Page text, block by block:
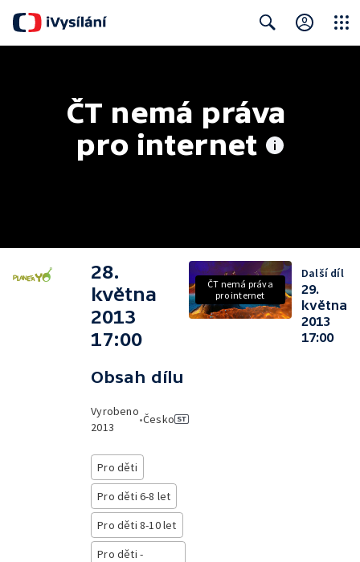
ČT nemá práva
pro internet
28.
května
2013
17:00
Obsah dílu
Vyrobeno
2013
•Česko
Pro děti
Pro děti 6-8 let
Pro děti 8-10 let
Pro děti -
ČT nemá práva
pro internet
Další díl
29.
května
2013
17:00